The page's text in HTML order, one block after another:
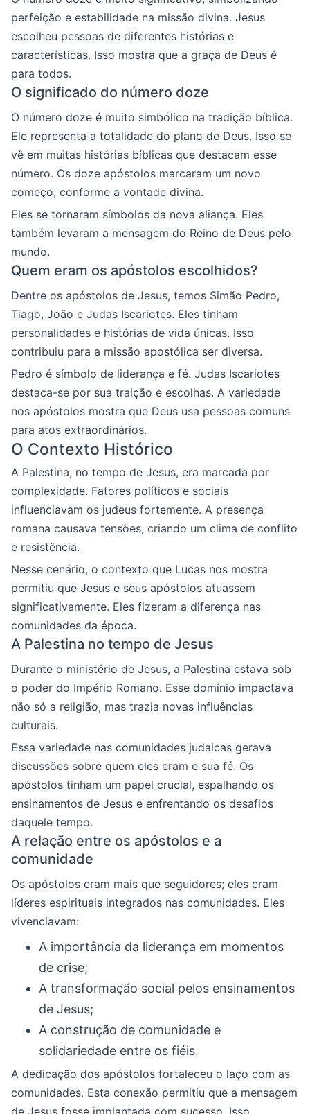
perfeição e estabilidade na missão divina. Jesus
escolheu pessoas de diferentes histórias e
características. Isso mostra que a graça de Deus é
para todos.
O significado do número doze
O número doze é muito simbólico na tradição bíblica.
Ele representa a totalidade do plano de Deus. Isso se
vê em muitas histórias bíblicas que destacam esse
número. Os doze apóstolos marcaram um novo
começo, conforme a vontade divina.
Eles se tornaram símbolos da nova aliança. Eles
também levaram a mensagem do Reino de Deus pelo
mundo.
Quem eram os apóstolos escolhidos?
Dentre os apóstolos de Jesus, temos Simão Pedro,
Tiago, João e Judas Iscariotes. Eles tinham
personalidades e histórias de vida únicas. Isso
contribuiu para a missão apostólica ser diversa.
Pedro é símbolo de liderança e fé. Judas Iscariotes
destaca-se por sua traição e escolhas. A variedade
nos apóstolos mostra que Deus usa pessoas comuns
para atos extraordinários.
O Contexto Histórico
A Palestina, no tempo de Jesus, era marcada por
complexidade. Fatores políticos e sociais
influenciavam os judeus fortemente. A presença
romana causava tensões, criando um clima de conflito
e resistência.
Nesse cenário, o contexto que Lucas nos mostra
permitiu que Jesus e seus apóstolos atuassem
significativamente. Eles fizeram a diferença nas
comunidades da época.
A Palestina no tempo de Jesus
Durante o ministério de Jesus, a Palestina estava sob
o poder do Império Romano. Esse domínio impactava
não só a religião, mas trazia novas influências
culturais.
Essa variedade nas comunidades judaicas gerava
discussões sobre quem eles eram e sua fé. Os
apóstolos tinham um papel crucial, espalhando os
ensinamentos de Jesus e enfrentando os desafios
daquele tempo.
A relação entre os apóstolos e a
comunidade
Os apóstolos eram mais que seguidores; eles eram
líderes espirituais integrados nas comunidades. Eles
vivenciavam:
A importância da liderança em momentos
de crise;
A transformação social pelos ensinamentos
de Jesus;
A construção de comunidade e
solidariedade entre os fiéis.
A dedicação dos apóstolos fortaleceu o laço com as
comunidades. Esta conexão permitiu que a mensagem
de Jesus fosse implantada com sucesso. Isso